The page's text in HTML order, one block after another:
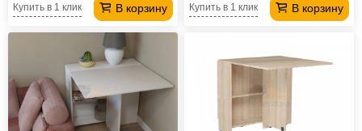
В корзину
Купить в 1 клик В корзину
Купить в 1 клик